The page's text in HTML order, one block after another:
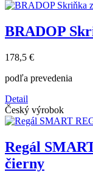
BRADOP
178,5 €
podľa prevedenia
Detail
Český výrobok
Regál
čierny